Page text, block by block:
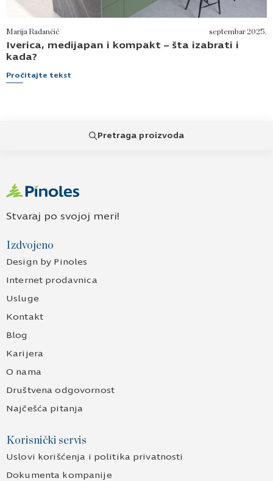
Marija Radančić septembar 2025.
Iverica, medijapan i kompakt – šta izabrati i
kada?
Pročitajte tekst
Pretraga proizvoda
Stvaraj po svojoj meri!
Izdvojeno
Design by Pinoles
Internet prodavnica
Usluge
Kontakt
Blog
Karijera
O nama
Društvena odgovornost
Najčešća pitanja
Korisnički servis
Uslovi korišćenja i politika privatnosti
Dokumenta kompanije